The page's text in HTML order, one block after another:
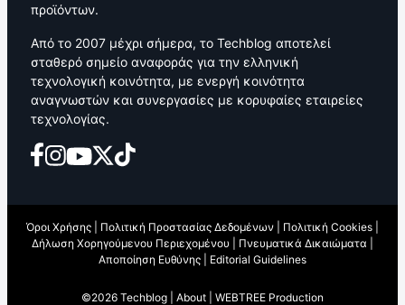
προϊόντων.
Από το 2007 μέχρι σήμερα, το Techblog αποτελεί
σταθερό σημείο αναφοράς για την ελληνική
τεχνολογική κοινότητα, με ενεργή κοινότητα
αναγνωστών και συνεργασίες με κορυφαίες εταιρείες
τεχνολογίας.
Όροι Χρήσης Πολιτική Προστασίας Δεδομένων Πολιτική Cookies
Δήλωση Χορηγούμενου Περιεχομένου
Πνευματικά Δικαιώματα
Αποποίηση Ευθύνης
Editorial Guidelines
©2026 Techblog | About WEBTREE Production